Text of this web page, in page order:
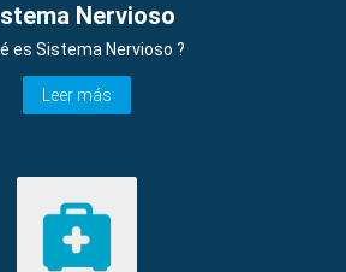
Nervioso
es Sistema Nervioso ?
Leer más